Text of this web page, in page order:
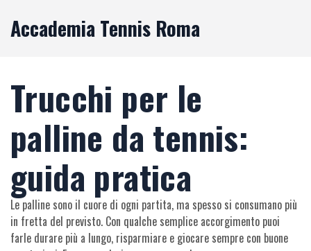
Accademia Tennis Roma
Trucchi per le
palline da tennis:
guida pratica
Le palline sono il cuore di ogni partita, ma spesso si consumano più
in fretta del previsto. Con qualche semplice accorgimento puoi
farle durare più a lungo, risparmiare e giocare sempre con buone